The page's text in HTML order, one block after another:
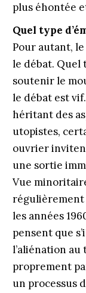
plus éhontée
Quel type
Pour autant, le
le débat. Quel
soutenir le
le débat est
héritant des
utopistes,
ouvrier
une sortie
Vue
régulièrement
les années
pensent que
l’aliénation au
proprement
un processus